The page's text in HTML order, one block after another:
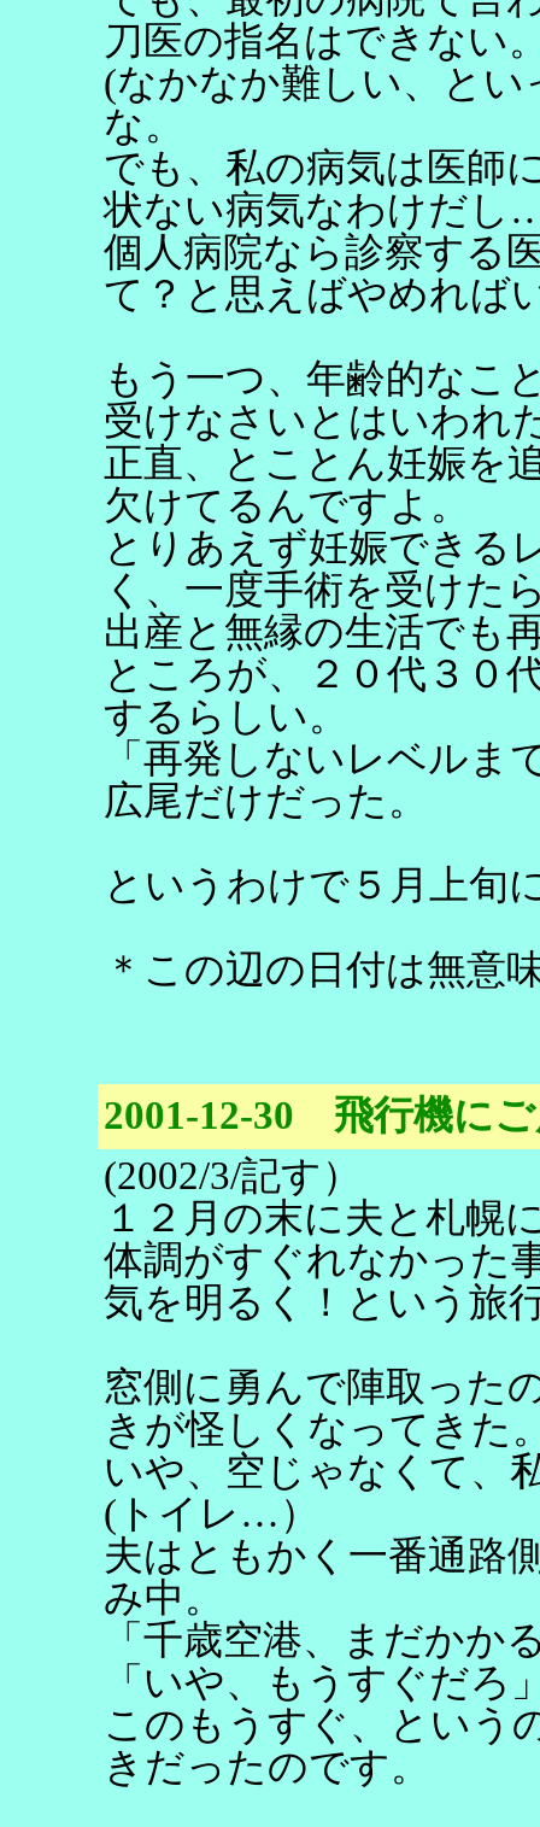
刀医の指名はできない
(なかなか難しい、と
な。
でも、私の病気は医師
状ない病気なわけだ
個人病院なら診察する
て？と思えばやめれば
もう一つ、年齢的なこ
受けなさいとはいわれ
正直、とことん妊娠を
欠けてるんですよ。
とりあえず妊娠できる
く、一度手術を受けた
出産と無縁の生活でも
ところが、２０代３０
するらしい。
「再発しないレベルま
広尾だけだった。
というわけで５月上旬
＊この辺の日付は無意
2001-12-30 飛行機に
(2002/3/記す）
１２月の末に夫と札幌
体調がすぐれなかった
気を明るく！という旅
窓側に勇んで陣取った
きが怪しくなってきた
いや、空じゃなくて、
(トイレ…）
夫はともかく一番通路
み中。
「千歳空港、まだかか
「いや、もうすぐだろ
このもうすぐ、という
きだったのです。